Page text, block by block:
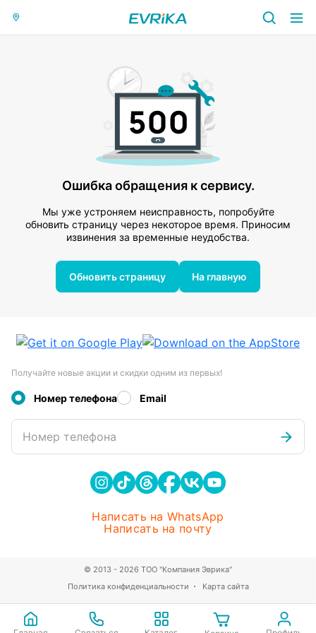
Ошибка обращения к сервису.
Мы уже устроняем неисправность, попробуйте
обновить страницу через некоторое время. Приносим
извинения за временные неудобства.
Обновить страницу На главную
Получайте новые акции и скидки одним из первых!
Номер телефона Email
Номер телефона
Написать на WhatsApp
Написать на почту
Политика конфиденциальности Карта сайта
© 2013 - 2026 ТОО "Компания Эврика"